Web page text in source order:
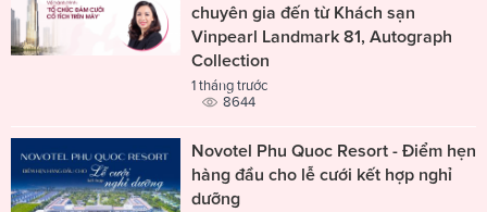
chuyên gia đến từ Khách sạn
Vinpearl Landmark 81, Autograph
Collection
1 tháng trước
8644
Novotel Phu Quoc Resort - Điểm hẹn
hàng đầu cho lễ cưới kết hợp nghỉ
dưỡng